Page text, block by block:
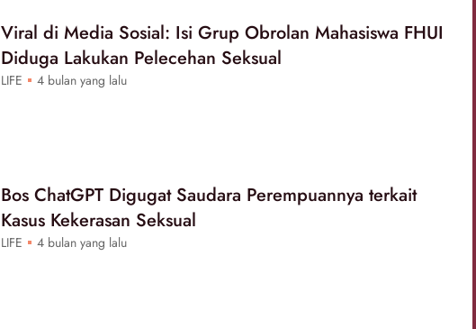
Viral di Media Sosial: Isi Grup Obrolan Mahasiswa FHUI
Diduga Lakukan Pelecehan Seksual
LIFE 4 bulan yang lalu
Bos ChatGPT Digugat Saudara Perempuannya terkait
Kasus Kekerasan Seksual
LIFE 4 bulan yang lalu